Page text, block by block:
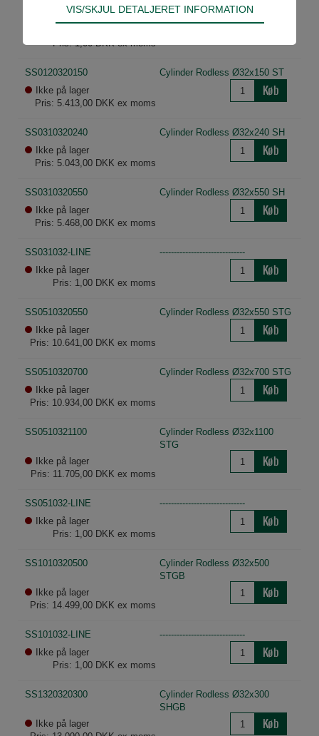
SS011032-LINE
------------------------------
Pris: 1,00 DKK ex moms
SS0120320150
Cylinder Rodless Ø32x150 ST
Ikke på lager
Pris: 5.413,00 DKK ex moms
Køb
SS0310320240
Cylinder Rodless Ø32x240 SH
Ikke på lager
Pris: 5.043,00 DKK ex moms
Køb
SS0310320550
Cylinder Rodless Ø32x550 SH
Ikke på lager
Pris: 5.468,00 DKK ex moms
Køb
SS031032-LINE
------------------------------
Ikke på lager
Pris: 1,00 DKK ex moms
Køb
SS0510320550
Cylinder Rodless Ø32x550 STG
Ikke på lager
Pris: 10.641,00 DKK ex moms
Køb
SS0510320700
Cylinder Rodless Ø32x700 STG
Ikke på lager
Pris: 10.934,00 DKK ex moms
Køb
SS0510321100
Cylinder Rodless Ø32x1100
STG
Ikke på lager
Pris: 11.705,00 DKK ex moms
Køb
SS051032-LINE
------------------------------
Ikke på lager
Pris: 1,00 DKK ex moms
Køb
SS1010320500
Cylinder Rodless Ø32x500
STGB
Ikke på lager
Pris: 14.499,00 DKK ex moms
Køb
SS101032-LINE
------------------------------
Ikke på lager
Pris: 1,00 DKK ex moms
Køb
SS1320320300
Cylinder Rodless Ø32x300
SHGB
Ikke på lager
Køb
Teknisk
Tekniske cookies er nødvendige for hjemmesidens
ikke fravælges.
Statistik
brugervenlighed og effektiviteten af en
hjemmeside. Fx ved at indsamle besøgsstatistik
om antal besøg og hvordan hjemmesiden bruges.
VIS/SKJUL DETALJERET INFORMATION